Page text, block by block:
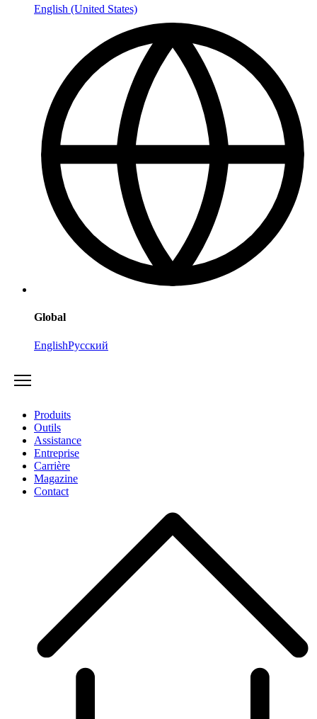
English (United States)
Global
EnglishРусский
Produits
Outils
Assistance
Entreprise
Carrière
Magazine
Contact